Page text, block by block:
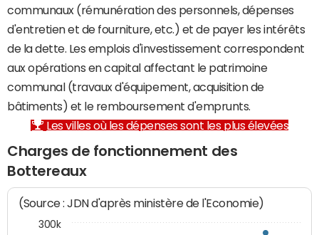
communaux (rémunération des personnels, dépenses
d'entretien et de fourniture, etc.) et de payer les intérêts
de la dette. Les emplois d'investissement correspondent
aux opérations en capital affectant le patrimoine
communal (travaux d'équipement, acquisition de
bâtiments) et le remboursement d'emprunts.
Les villes où les dépenses sont les plus élevées
Charges de fonctionnement des
Bottereaux
(Source : JDN d'après ministère de l'Economie)
300k